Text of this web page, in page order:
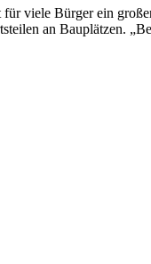
viele Bürger ein
an Bauplätzen.